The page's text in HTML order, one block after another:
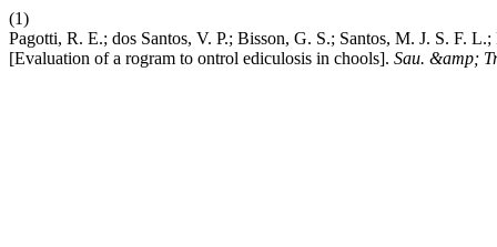
(1)
Pagotti, R. E.; dos Santos, V. P.; Bisson, G. S.; Santos, M. J. S. F.
[Evaluation of a rogram to ontrol ediculosis in chools]. Sau. &amp;